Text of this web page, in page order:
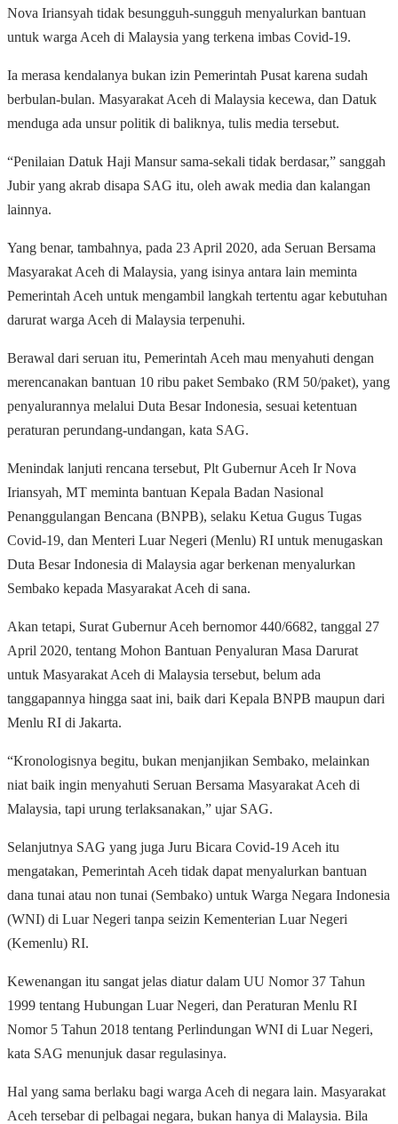
Nova Iriansyah tidak besungguh-sungguh menyalurkan bantuan
untuk warga Aceh di Malaysia yang terkena imbas Covid-19.
Ia merasa kendalanya bukan izin Pemerintah Pusat karena sudah
berbulan-bulan. Masyarakat Aceh di Malaysia kecewa, dan Datuk
menduga ada unsur politik di baliknya, tulis media tersebut.
“Penilaian Datuk Haji Mansur sama-sekali tidak berdasar,” sanggah
Jubir yang akrab disapa SAG itu, oleh awak media dan kalangan
lainnya.
Yang benar, tambahnya, pada 23 April 2020, ada Seruan Bersama
Masyarakat Aceh di Malaysia, yang isinya antara lain meminta
Pemerintah Aceh untuk mengambil langkah tertentu agar kebutuhan
darurat warga Aceh di Malaysia terpenuhi.
Berawal dari seruan itu, Pemerintah Aceh mau menyahuti dengan
merencanakan bantuan 10 ribu paket Sembako (RM 50/paket), yang
penyalurannya melalui Duta Besar Indonesia, sesuai ketentuan
peraturan perundang-undangan, kata SAG.
Menindak lanjuti rencana tersebut, Plt Gubernur Aceh Ir Nova
Iriansyah, MT meminta bantuan Kepala Badan Nasional
Penanggulangan Bencana (BNPB), selaku Ketua Gugus Tugas
Covid-19, dan Menteri Luar Negeri (Menlu) RI untuk menugaskan
Duta Besar Indonesia di Malaysia agar berkenan menyalurkan
Sembako kepada Masyarakat Aceh di sana.
Akan tetapi, Surat Gubernur Aceh bernomor 440/6682, tanggal 27
April 2020, tentang Mohon Bantuan Penyaluran Masa Darurat
untuk Masyarakat Aceh di Malaysia tersebut, belum ada
tanggapannya hingga saat ini, baik dari Kepala BNPB maupun dari
Menlu RI di Jakarta.
“Kronologisnya begitu, bukan menjanjikan Sembako, melainkan
niat baik ingin menyahuti Seruan Bersama Masyarakat Aceh di
Malaysia, tapi urung terlaksanakan,” ujar SAG.
Selanjutnya SAG yang juga Juru Bicara Covid-19 Aceh itu
mengatakan, Pemerintah Aceh tidak dapat menyalurkan bantuan
dana tunai atau non tunai (Sembako) untuk Warga Negara Indonesia
(WNI) di Luar Negeri tanpa seizin Kementerian Luar Negeri
(Kemenlu) RI.
Kewenangan itu sangat jelas diatur dalam UU Nomor 37 Tahun
1999 tentang Hubungan Luar Negeri, dan Peraturan Menlu RI
Nomor 5 Tahun 2018 tentang Perlindungan WNI di Luar Negeri,
kata SAG menunjuk dasar regulasinya.
Hal yang sama berlaku bagi warga Aceh di negara lain. Masyarakat
Aceh tersebar di pelbagai negara, bukan hanya di Malaysia. Bila